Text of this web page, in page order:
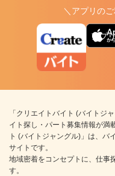
＼アプリの
アプ
「クリエイトバイト (バイトジ
イト探し・パート募集情報が満
ト (バイトジャングル)」は、バ
サイトです。
地域密着をコンセプトに、仕事
す。